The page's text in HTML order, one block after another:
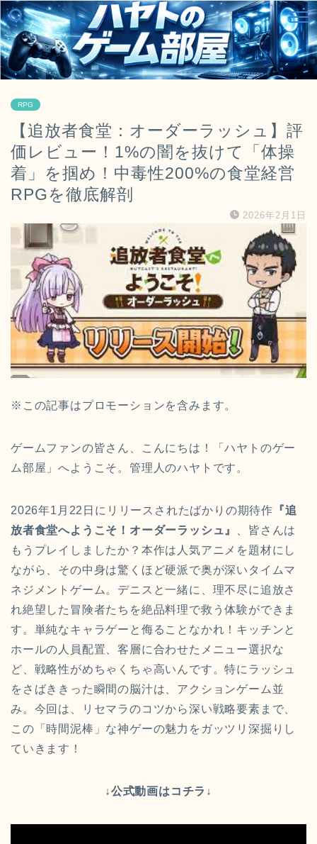
RPG
【追放者食堂：オーダーラッシュ】評
価レビュー！1%の闇を抜けて「体操
着」を掴め！中毒性200%の食堂経営
RPGを徹底解剖
2026年2月1日
※この記事はプロモーションを含みます。
ゲームファンの皆さん、こんにちは！「ハヤトのゲー
ム部屋」へようこそ。管理人のハヤトです。
2026年1月22日にリリースされたばかりの期待作 『追
放者食堂へようこそ！オーダーラッシュ』
、皆さんは
もうプレイしましたか？本作は人気アニメを題材にし
ながら、その中身は驚くほど硬派で奥が深いタイムマ
ネジメントゲーム。デニスと一緒に、理不尽に追放さ
れ絶望した冒険者たちを絶品料理で救う体験ができま
す。単純なキャラゲーと侮ることなかれ！キッチンと
ホールの人員配置、客層に合わせたメニュー選択な
ど、戦略性がめちゃくちゃ高いんです。特にラッシュ
をさばききった瞬間の脳汁は、アクションゲーム並
み。今回は、リセマラのコツから深い戦略要素まで、
この「時間泥棒」な神ゲーの魅力をガッツリ深掘りし
ていきます！
↓公式動画はコチラ↓